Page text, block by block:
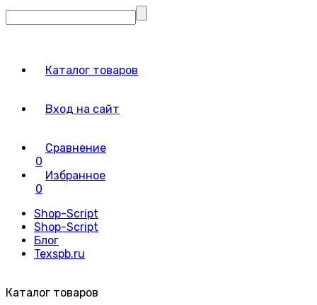
Каталог товаров
Вход на сайт
Сравнение
0
Избранное
0
Shop-Script
Shop-Script
Блог
Texspb.ru
Каталог товаров